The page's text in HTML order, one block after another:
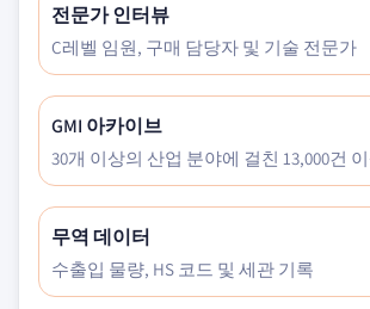
전문가 인터뷰
C레벨 임원, 구매 담당자 및 기술 전문가
GMI 아카이브
30개 이상의 산업 분야에 걸친 13,000건
무역 데이터
수출입 물량, HS 코드 및 세관 기록